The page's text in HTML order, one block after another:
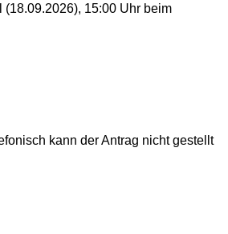
(18.09.2026), 15:00 Uhr beim
kann der Antrag nicht gestellt